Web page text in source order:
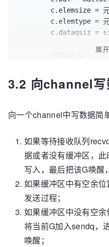
展
3.2 向channel写
向一个channel中写数据简
如果等待接收队列
据或者没有缓冲区，
写入，最后把该G唤醒
如果缓冲区中有空余
发送过程；
如果缓冲区中没有空余
将当前G加入sendq，
唤醒；